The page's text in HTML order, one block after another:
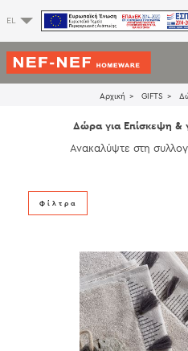
EL
Αρχική GIFTS
Δώρα για Επίσκεψη &
Ανακαλύψτε στη
όπως
α χαρίσουν στυλ και
κάθε χώρο. Κάντε την
σας ξεχωριστή με
ώρα για το σπίτι που
σιάσουν.
Φίλτρα